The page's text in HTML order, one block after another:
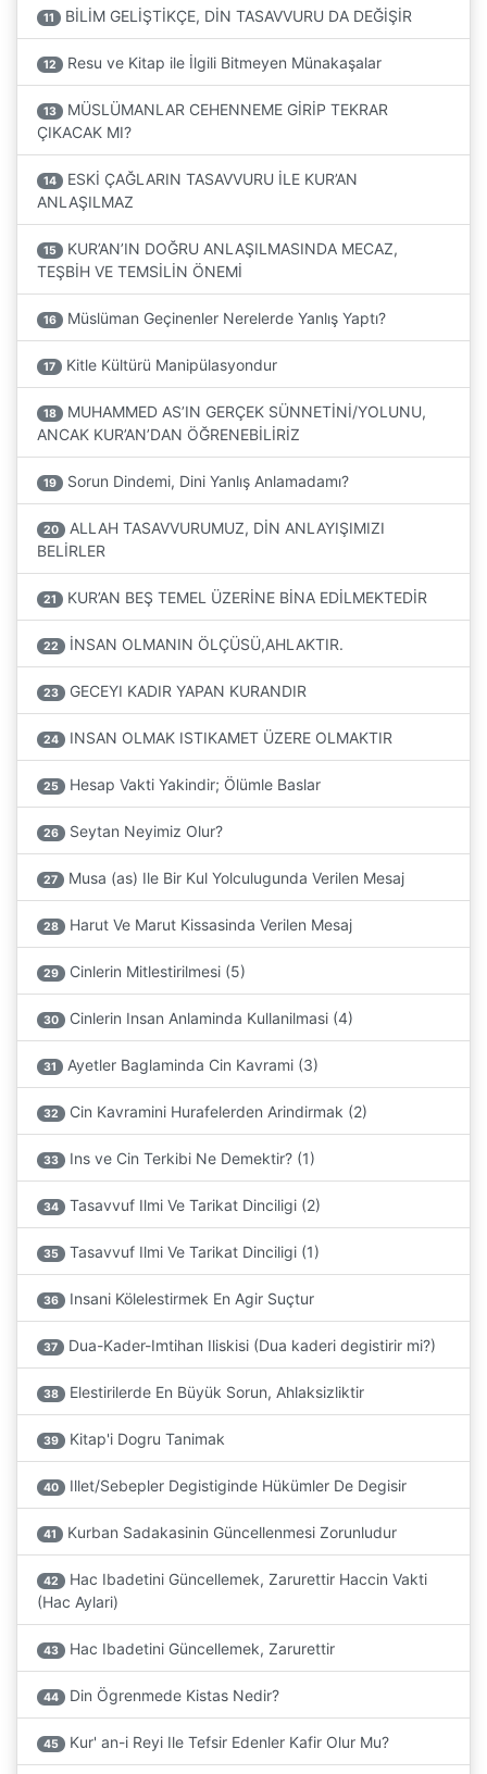
11 BİLİM GELİŞTİKÇE, DİN TASAVVURU DA DEĞİŞİR
12 Resu ve Kitap ile İlgili Bitmeyen Münakaşalar
13
MÜSLÜMANLAR CEHENNEME GİRİP TEKRAR
ÇIKACAK MI?
14
ESKİ ÇAĞLARIN TASAVVURU İLE KUR’AN
ANLAŞILMAZ
15
KUR’AN’IN DOĞRU ANLAŞILMASINDA MECAZ,
TEŞBİH VE TEMSİLİN ÖNEMİ
16 Müslüman Geçinenler Nerelerde Yanlış Yaptı?
17 Kitle Kültürü Manipülasyondur
18
MUHAMMED AS’IN GERÇEK SÜNNETİNİ/YOLUNU,
ANCAK KUR’AN’DAN ÖĞRENEBİLİRİZ
19 Sorun Dindemi, Dini Yanlış Anlamadamı?
20
ALLAH TASAVVURUMUZ, DİN ANLAYIŞIMIZI
BELİRLER
21 KUR’AN BEŞ TEMEL ÜZERİNE BİNA EDİLMEKTEDİR
22 İNSAN OLMANIN ÖLÇÜSÜ,AHLAKTIR.
23 GECEYI KADIR YAPAN KURANDIR
24 INSAN OLMAK ISTIKAMET ÜZERE OLMAKTIR
25 Hesap Vakti Yakindir; Ölümle Baslar
26 Seytan Neyimiz Olur?
27 Musa (as) Ile Bir Kul Yolculugunda Verilen Mesaj
28 Harut Ve Marut Kissasinda Verilen Mesaj
29 Cinlerin Mitlestirilmesi (5)
30 Cinlerin Insan Anlaminda Kullanilmasi (4)
31 Ayetler Baglaminda Cin Kavrami (3)
32 Cin Kavramini Hurafelerden Arindirmak (2)
33 Ins ve Cin Terkibi Ne Demektir? (1)
34 Tasavvuf Ilmi Ve Tarikat Dinciligi (2)
35 Tasavvuf Ilmi Ve Tarikat Dinciligi (1)
36 Insani Kölelestirmek En Agir Suçtur
37 Dua-Kader-Imtihan Iliskisi (Dua kaderi degistirir mi?)
38 Elestirilerde En Büyük Sorun, Ahlaksizliktir
39 Kitap'i Dogru Tanimak
40 Illet/Sebepler Degistiginde Hükümler De Degisir
41 Kurban Sadakasinin Güncellenmesi Zorunludur
42
Hac Ibadetini Güncellemek, Zarurettir Haccin Vakti
(Hac Aylari)
43 Hac Ibadetini Güncellemek, Zarurettir
44 Din Ögrenmede Kistas Nedir?
45 Kur' an-i Reyi Ile Tefsir Edenler Kafir Olur Mu?